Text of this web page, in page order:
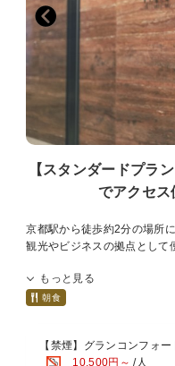
【スタンダードプラ
でアクセ
京都駅から徒歩約2分の場所
観光やビジネスの拠点として
また、公共交通機関も充実し
便利です。
京都センチュリーホテルの館
もっと見る
朝食
【禁煙】グランコンフォ
10,500円～ /人